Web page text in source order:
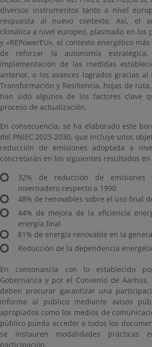
diversos instrumentos tanto a nivel
respuesta al nuevo contexto. Así, el
climática a nivel europeo, plasmado en los
y «REPowerEU», el contexto energético
de reforzar la autonomía
implementación de las medidas
anterior, o los avances logrados gracias al
Transformación y Resiliencia, hojas de
han sido algunos de los factores clave
proceso de actualización.
En consecuencia, se ha elaborado este
del PNIEC 2023-2030, que incluye unos
reducción de emisiones adoptada a
concretarán en los siguientes resultados en
32% de reducción de
invernadero respecto a 1990
48% de renovables sobre el uso final
44% de mejora de la eficiencia
energía final
81% de energía renovable en la
Reducción de la dependencia
En consonancia con lo establecido
Gobernanza y por el Convenio de
deben procurar garantizar una
informe al público mediante avisos
apropiados como los medios de
público pueda acceder a todos los
se instauren modalidades
participación.